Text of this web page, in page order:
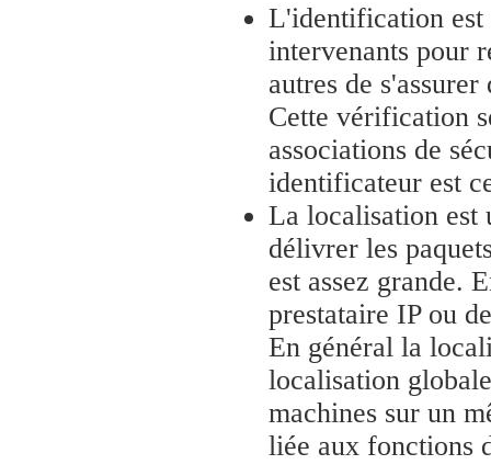
L'identification est
intervenants pour
autres de
Cette vérification
associations de
identificateur est
La localisation est
délivrer les
est assez grande.
prestataire IP ou
En général la
localisation
machines sur un
liée aux fonctions